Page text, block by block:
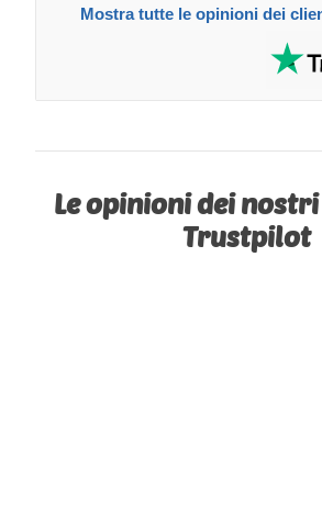
Mostra tutte le opinioni dei
Le opinioni dei
Trustpilot